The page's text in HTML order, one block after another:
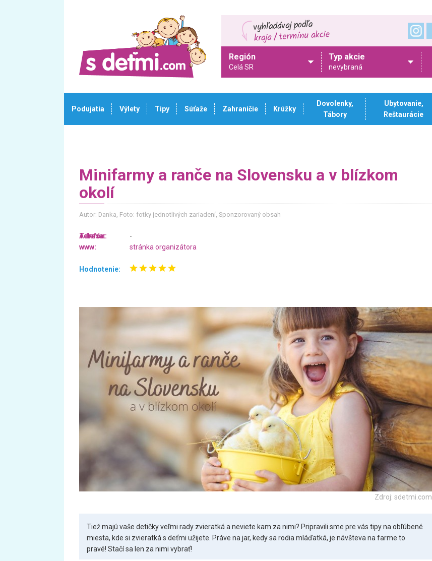
Región
Celá SR
Typ akcie
nevybraná
Podujatia Výlety Tipy Súťaže Zahraničie Krúžky
Dovolenky,
Tábory
Ubytovanie,
Reštaurácie
Minifarmy a ranče na Slovensku a v blízkom
okolí
Autor: Danka, Foto: fotky jednotlivých zariadení, Sponzorovaný obsah
Adresa:
Telefón:
-
www:
stránka organizátora
Hodnotenie:
Zdroj: sdetmi.com
Tiež majú vaše detičky veľmi rady zvieratká a neviete kam za nimi? Pripravili sme pre vás tipy na obľúbené
miesta, kde si zvieratká s deťmi užijete. Práve na jar, kedy sa rodia mláďatká, je návšteva na farme to
pravé! Stačí sa len za nimi vybrať!